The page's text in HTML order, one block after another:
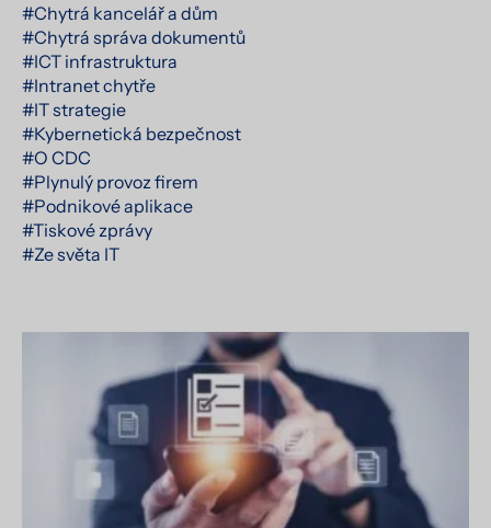
#Chytrá kancelář a dům
#Chytrá správa dokumentů
#ICT infrastruktura
#Intranet chytře
#IT strategie
#Kybernetická bezpečnost
#O CDC
#Plynulý provoz firem
#Podnikové aplikace
#Tiskové zprávy
#Ze světa IT